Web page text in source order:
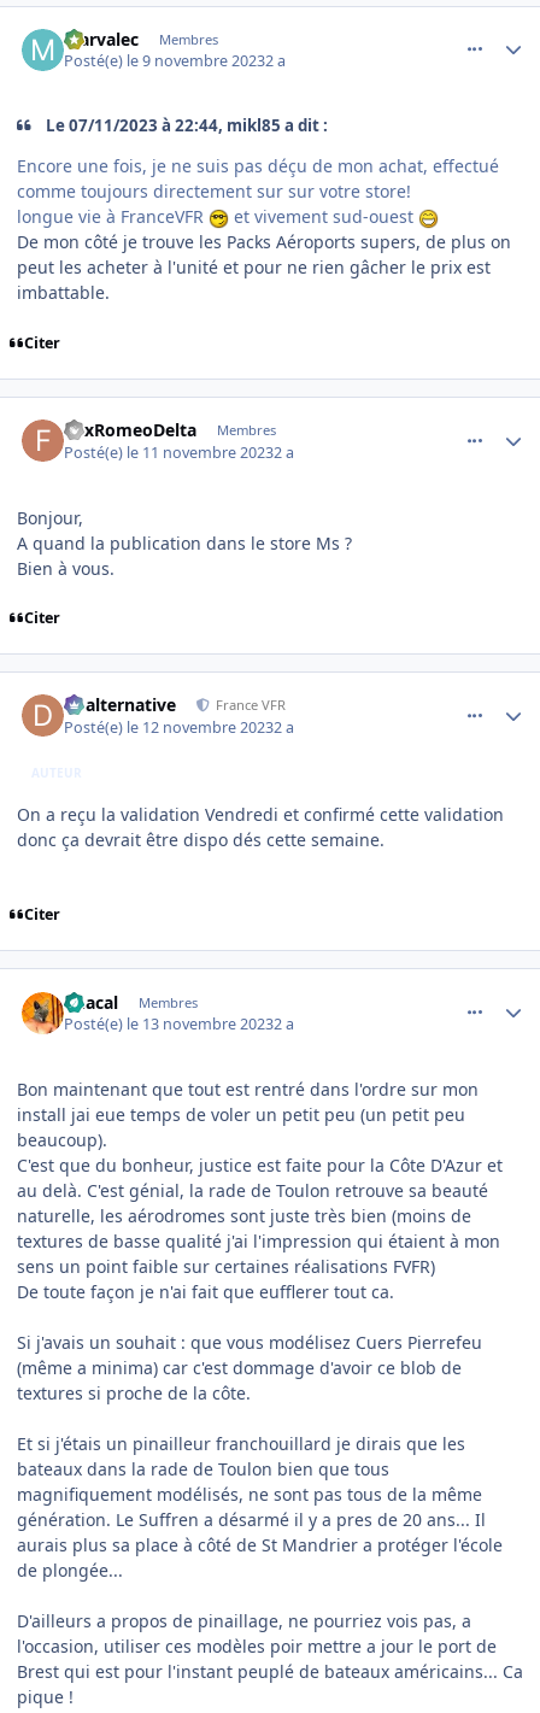
Marvalec Membres
Posté(e) le 9 novembre 20232 a
Le 07/11/2023 à 22:44, mikl85 a dit :
Encore une fois, je ne suis pas déçu de mon achat, effectué
comme toujours directement sur sur votre store!
longue vie à FranceVFR
et vivement sud-ouest
De mon côté je trouve les Packs Aéroports supers, de plus on
peut les acheter à l'unité et pour ne rien gâcher le prix est
imbattable.
Citer
FoxRomeoDelta Membres
Posté(e) le 11 novembre 20232 a
Bonjour,
A quand la publication dans le store Ms ?
Bien à vous.
Citer
dbalternative France VFR
Posté(e) le 12 novembre 20232 a
AUTEUR
On a reçu la validation Vendredi et confirmé cette validation
donc ça devrait être dispo dés cette semaine.
Citer
Chacal Membres
Posté(e) le 13 novembre 20232 a
Bon maintenant que tout est rentré dans l'ordre sur mon
install jai eue temps de voler un petit peu (un petit peu
beaucoup).
C'est que du bonheur, justice est faite pour la Côte D'Azur et
au delà. C'est génial, la rade de Toulon retrouve sa beauté
naturelle, les aérodromes sont juste très bien (moins de
textures de basse qualité j'ai l'impression qui étaient à mon
sens un point faible sur certaines réalisations FVFR)
De toute façon je n'ai fait que eufflerer tout ca.
Si j'avais un souhait : que vous modélisez Cuers Pierrefeu
(même a minima) car c'est dommage d'avoir ce blob de
textures si proche de la côte.
Et si j'étais un pinailleur franchouillard je dirais que les
bateaux dans la rade de Toulon bien que tous
magnifiquement modélisés, ne sont pas tous de la même
génération. Le Suffren a désarmé il y a pres de 20 ans... Il
aurais plus sa place à côté de St Mandrier a protéger l'école
de plongée...
D'ailleurs a propos de pinaillage, ne pourriez vois pas, a
l'occasion, utiliser ces modèles poir mettre a jour le port de
Brest qui est pour l'instant peuplé de bateaux américains... Ca
pique !